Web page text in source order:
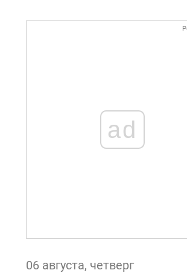
ad
06 августа, четверг